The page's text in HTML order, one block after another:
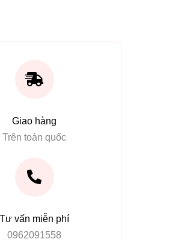
Giao hàng
Trên toàn quốc
Tư vấn miễn phí
0962091558